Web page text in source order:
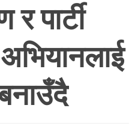
पार्टी